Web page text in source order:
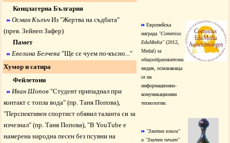
Концлагерна България
Осман Кълъч Из "Жертва на съдбата"
(прев. Зейнеп Зафер)
Памет
Евелина Белчева "Ще се чуем по-късно..."
Хумор и сатира
Фейлетони
Иван Шопов "Студент припаднал при
контакт с топла вода" (пр. Таня Попова),
"Перспективен спортист обявил таланта си за
изчезнал" (пр. Таня Попова), "В YouTube е
намерена народна песен без псувни на
Европейска
награда "Comenius
EduMedia" (2012,
Medal) за
общообразователна
медия, основаваща
се на
информационно-
комуникационни
технологии.
"Златна книга"
и "Златен печат"